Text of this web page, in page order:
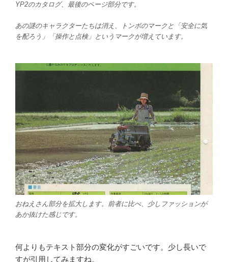
YP2のカタログ、最後のページ部分です。
あの謎のキャラクターたちは消え、トンボのマークと「安全に気
を配ろう」「操作と点検」というマークが増えています。
おねえさん部分を拡大します。前者に比べ、少しファッションが
あか抜けた感じです。
何よりもテキスト部分の変化がすごいです。少し長いで
すが引用してみますね。